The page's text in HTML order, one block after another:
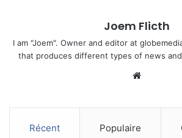
Joem Flicth
I am "Joem". Owner and editor at
that produces different types of news
Récent Populaire